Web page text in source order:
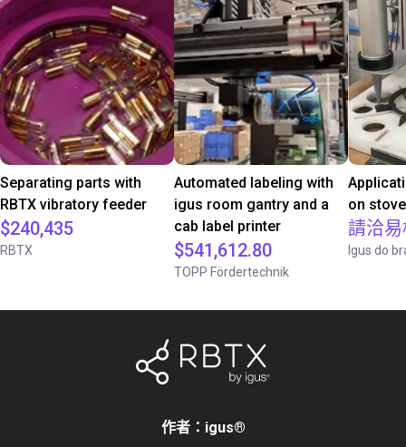
Separating parts with
RBTX vibratory feeder
$240,435
RBTX
Automated labeling with
igus room gantry and a
cab label printer
$541,612.80
TOPP Fördertechnik
on
請洽
Igus do
作者：igus®